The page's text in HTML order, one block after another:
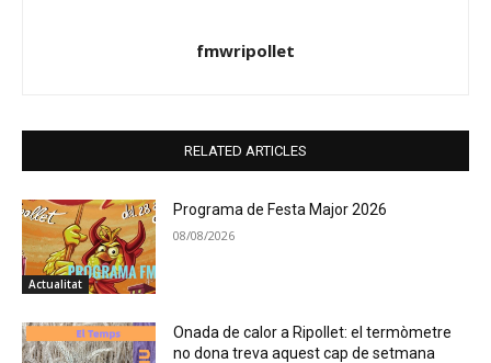
fmwripollet
RELATED ARTICLES
Actualitat
Programa de Festa Major 2026
08/08/2026
Onada de calor a Ripollet: el termòmetre
no dona treva aquest cap de setmana